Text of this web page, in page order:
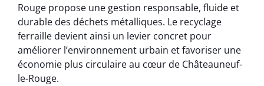
Rouge propose une gestion responsable, fluide et
durable des déchets métalliques. Le recyclage
ferraille devient ainsi un levier concret pour
améliorer l’environnement urbain et favoriser une
économie plus circulaire au cœur de Châteauneuf-
le-Rouge.